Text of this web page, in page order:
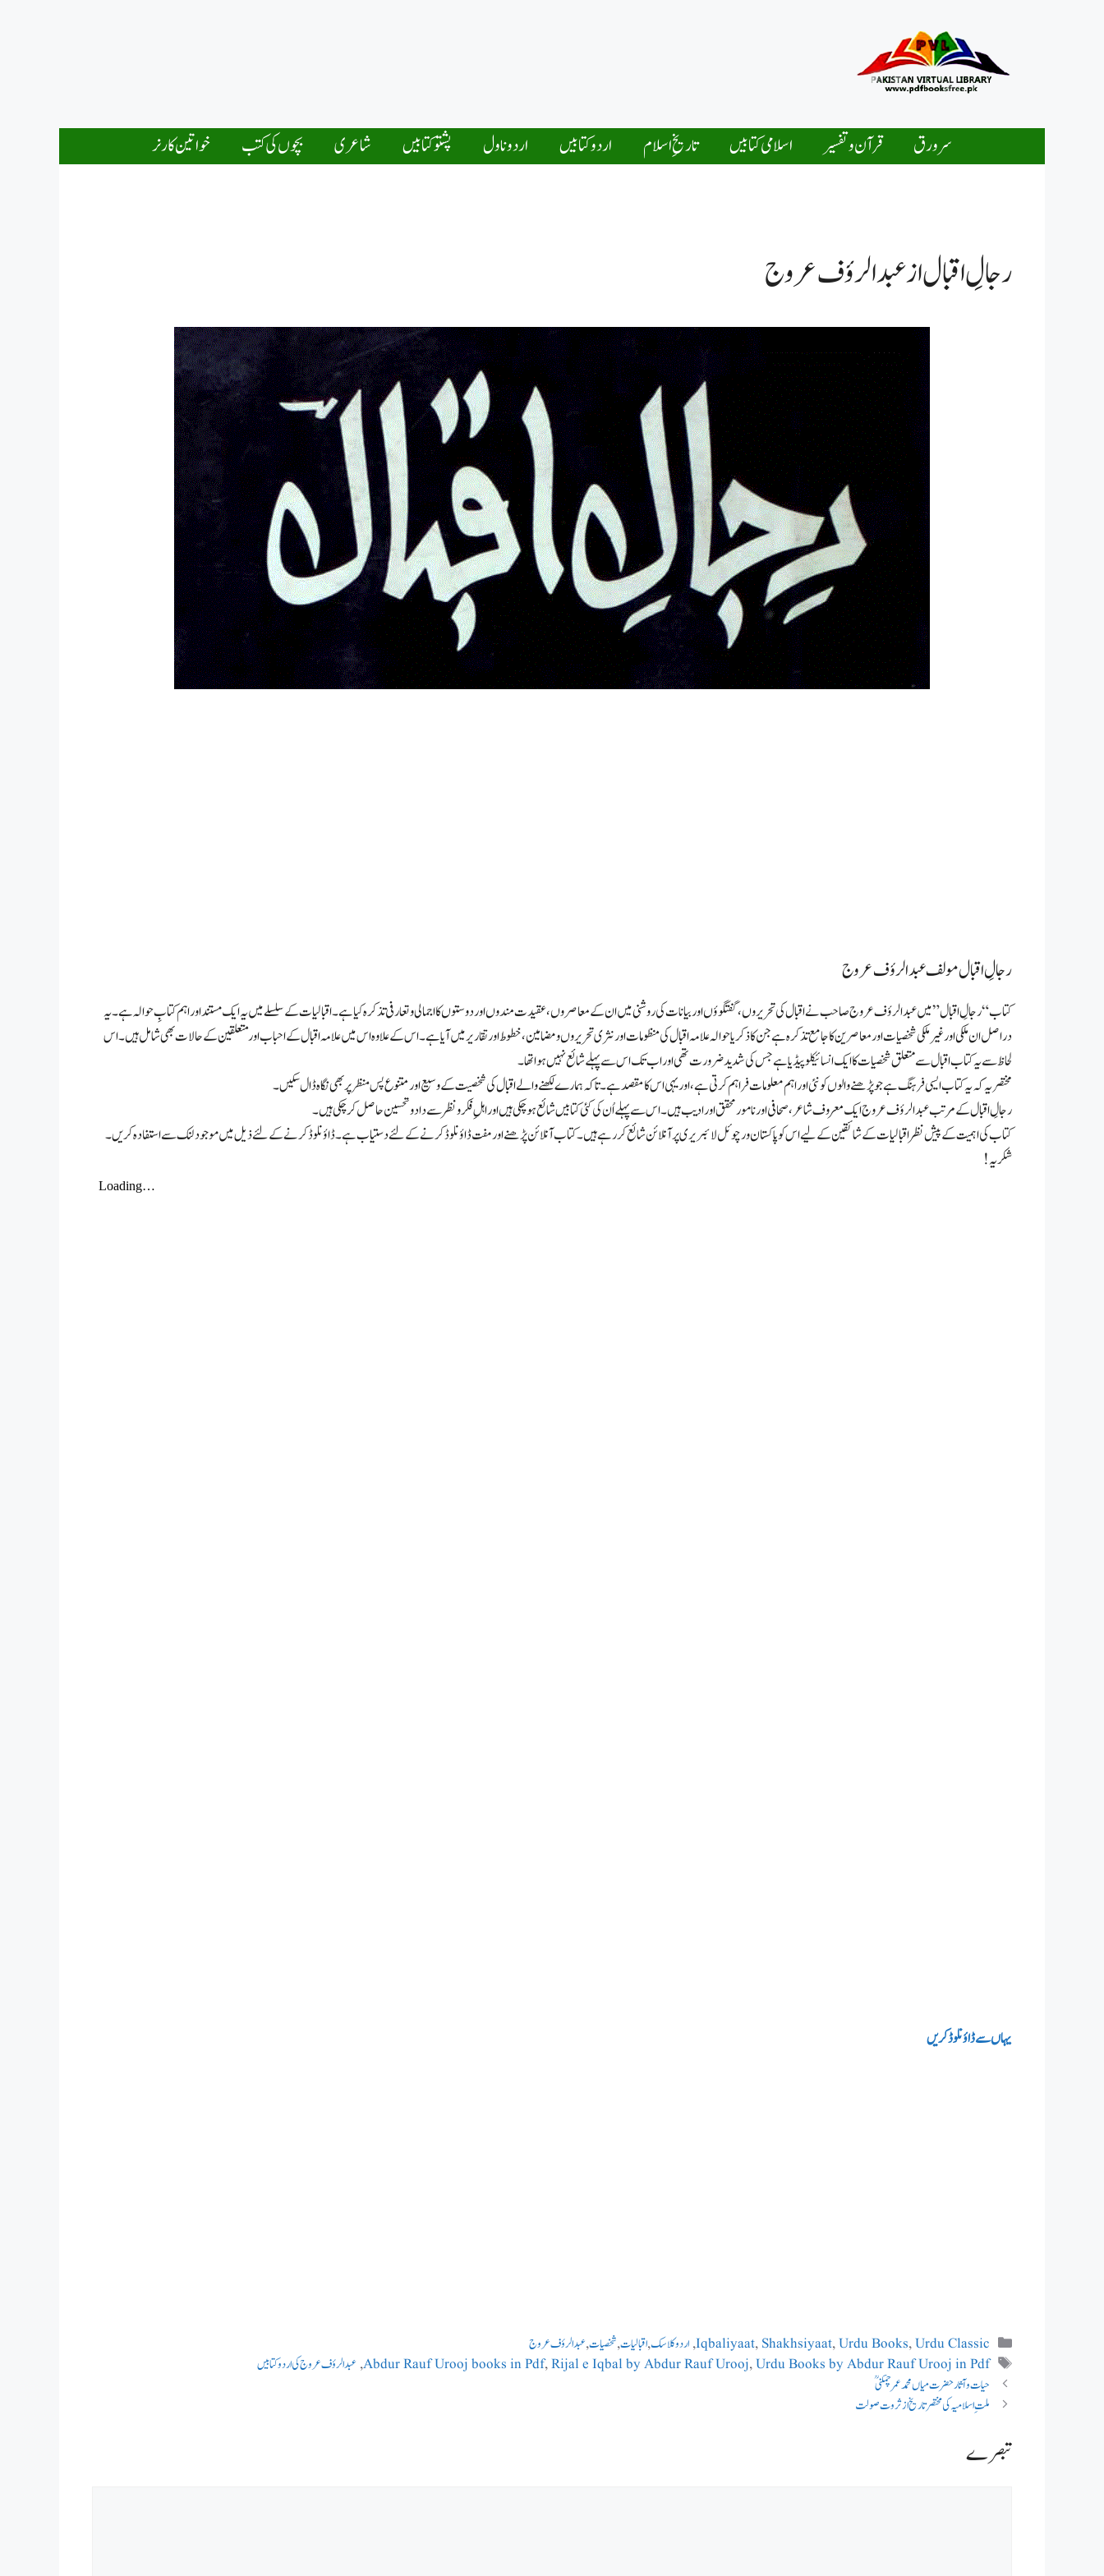
سرورق قرآن و تفسیر اسلامی کتابیں تاریخِ اسلام اردو کتابیں اردو ناول پشتو کتابیں شاعری بچوں کی کتب خواتین کارنر
رجالِ اقبال از عبدالرؤف عروج
رجالِ اقبال مولف عبدالرؤف عروج
کتاب “رجالِ اقبال” میں عبدالرؤف عروج صاحب نے اقبال کی تحریروں، گفتگوؤں اور بیانات کی روشنی میں ان کے معاصروں، عقیدت مندوں اور دوستوں کا اجمالی و تعارفی تذکرہ کیا ہے۔ اقبالیات کے سلسلے میں یہ ایک مستند اور اہم کتابِ حوالہ ہے۔ یہ
دراصل ان ملکی اور غیر ملکی شخصیات اور معاصرین کا جامع تذکرہ ہے جن کا ذکر یا حوالہ علامہ اقبال کی منظومات اور نثری تحریروں و مضامین، خطوط اور تقاریر میں آیا ہے۔ اس کے علاوہ اس میں علامہ اقبال کے احباب اور متعلقین کے حالات بھی شامل ہیں۔ اس
لحاظ سے یہ کتاب اقبال سے متعلق شخصیات کا ایک انسائیکلوپیڈیا ہے جس کی شدید ضرورت تھی اور اب تک اس سے پہلے شائع نہیں ہوا تھا۔
مختصر یہ کہ یہ کتاب ایسی فرہنگ ہے جو پڑھنے والوں کو نئی اور اہم معلومات فراہم کرتی ہے، اور یہی اس کا مقصد ہے۔ تاکہ ہمارے لکھنے والے اقبال کی شخصیت کے وسیع اور متنوع پس منظر پر بھی نگاہ ڈال سکیں۔
رجالِ اقبال کے مرتب عبدالرؤف عروج ایک معروف شاعر، صحافی اور نامور محقق اور ادیب ہیں۔ اس سے پہلے اُن کی کئی کتابیں شائع ہوچکی ہیں اور اہلِ فکرو نظر سے داد و تحسین حاصل کرچکی ہیں۔
کتاب کی اہمیت کے پیش نظر اقبالیات کے شائقین کے لیے اس کو پاکستان ورچوئل لائبریری پر آنلائن شائع کررہے ہیں۔ کتاب آنلائن پڑھنے اور مفت ڈاؤنلوڈ کرنے کے لئے دستیاب ہے۔ ڈاؤنلوڈ کرنے کے لئے ذیل میں موجود لنک سے استفادہ کریں۔
شکریہ!
یہاں‌سے ڈاؤنلوڈ کریں
Categories
Iqbaliyaat, Shakhsiyaat,Urdu Books,Urdu Classic
,اردو کلاسک,اقبالیات,شخصیات,عبدالرؤف عروج
Tags
Abdur Rauf Urooj books in Pdf,Rijal e Iqbal by Abdur Rauf Urooj,Urdu Books by Abdur Rauf Urooj in Pdf
, عبدالرؤف عروج کی اردو کتابیں
حیات و آثار حضرت میاں محمد عمر چمکنی ؒ
ملتِ اسلامیہ کی مختصر تاریخ از ثروت صولت